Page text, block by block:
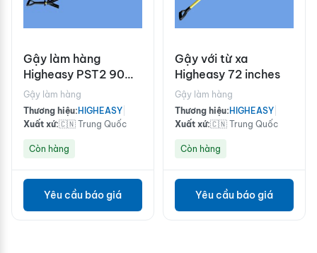
Gậy làm hàng
Higheasy PST2 90
inches
Gậy làm hàng
Thương hiệu: HIGHEASY
Xuất xứ:🇨🇳 Trung Quốc
Còn hàng
Yêu cầu báo giá
Gậy với từ xa
Higheasy 72 inches
Gậy làm hàng
Thương hiệu: HIGHEASY
Xuất xứ:🇨🇳 Trung Quốc
Còn hàng
Yêu cầu báo giá